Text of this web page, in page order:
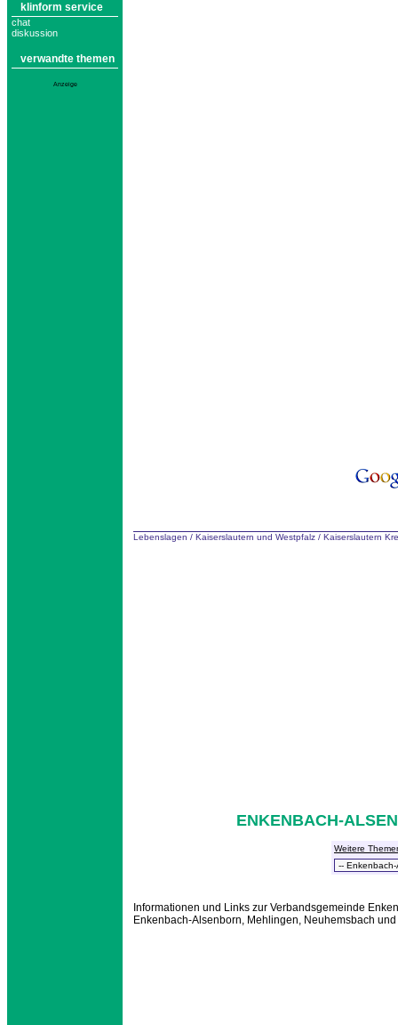
klinform service
chat
diskussion
verwandte themen
Anzeige
Lebenslagen / Kaiserslautern und Westpfalz / Kaiserslautern
ENKENBACH-
Weitere
Informationen und Links zur Verbandsgemeinde
Enkenbach-Alsenborn, Mehlingen, Neuhemsbach